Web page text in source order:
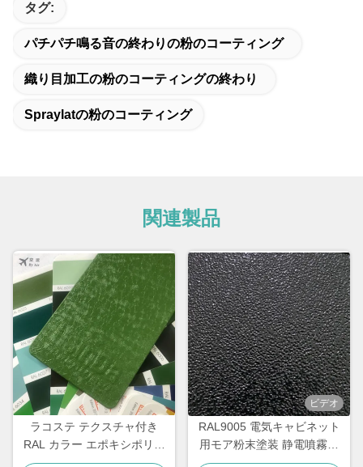
タグ:
パチパチ鳴る音の終わりの粉のコーティング
織り目加工の粉のコーティングの終わり
Spraylatの粉のコーティング
関連製品
ラコステ テクスチャ付き
RAL カラー エポキシポリエ
ステル粉末塗装 金属製品
ビデオ
RAL9005 電気キャビネット
用モア粉末塗装 静電噴霧に
よる